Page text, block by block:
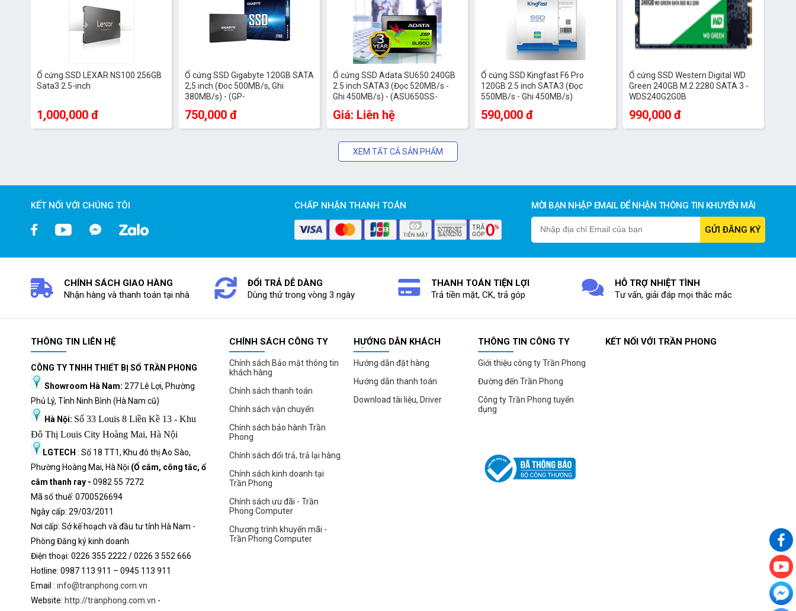
Ổ cứng SSD LEXAR NS100 256GB
Sata3 2.5-inch
1,000,000 đ
Ổ cứng SSD Gigabyte 120GB SATA
2,5 inch (Đoc 500MB/s, Ghi
380MB/s) - (GP-
750,000 đ
Ổ cứng SSD Adata SU650 240GB
2.5 inch SATA3 (Đọc 520MB/s -
Ghi 450MB/s) - (ASU650SS-
Giá: Liên hệ
Ổ cứng SSD Kingfast F6 Pro
120GB 2.5 inch SATA3 (Đọc
550MB/s - Ghi 450MB/s)
590,000 đ
Ổ cứng SSD Western Digital WD
Green 240GB M.2 2280 SATA 3 -
WDS240G2G0B
990,000 đ
XEM TẤT CẢ SẢN PHẨM
KẾT NỐI VỚI CHÚNG TÔI CHẤP NHẬN THANH TOÁN MỜI BẠN NHẬP EMAIL ĐỂ NHẬN THÔNG TIN KHUYẾN MÃI
CHÍNH SÁCH GIAO HÀNG
Nhận hàng và thanh toán tại nhà
ĐỔI TRẢ DỄ DÀNG
Dùng thử trong vòng 3 ngày
THANH TOÁN TIỆN LỢI
Trả tiền mặt, CK, trả góp
HỖ TRỢ NHIỆT TÌNH
Tư vấn, giải đáp mọi thắc mắc
KẾT NỐI VỚI TRẦN PHONG
THÔNG TIN LIÊN HỆ
CÔNG TY TNHH THIẾT BỊ SỐ TRẦN PHONG
Showroom Hà Nam: 277 Lê Lợi, Phường
Phủ Lý, Tỉnh Ninh Bình (Hà Nam cũ)
Hà Nội: Số 33 Louis 8 Liền Kề 13 - Khu
Đô Thị Louis City Hoàng Mai, Hà Nội
LGTECH : Số 18 TT1, Khu đô thị Ao Sào,
Phường Hoàng Mai, Hà Nội (Ổ cắm, công tắc, ổ
cắm thanh ray - 0982 55 7272
Mã số thuế: 0700526694
Ngày cấp: 29/03/2011
Nơi cấp: Sở kế hoạch và đầu tư tỉnh Hà Nam -
Phòng Đăng ký kinh doanh
Điện thoại: 0226 355 2222 / 0226 3 552 666
Hotine: 0987 113 911 – 0945 113 911
Email : info@tranphong.com.vn
Website: http://tranphong.com.vn -
CHÍNH SÁCH CÔNG TY
Chính sách Bảo mật thông tin
khách hàng
Chính sách thanh toán
Chính sách vận chuyển
Chính sách bảo hành Trần
Phong
Chính sách đổi trả, trả lại hàng
Chính sách kinh doanh tại
Trần Phong
Chính sách ưu đãi - Trần
Phong Computer
Chương trình khuyến mãi -
Trần Phong Computer
HƯỚNG DẪN KHÁCH
HÀNG
Hướng dẫn đặt hàng
Hướng dẫn thanh toán
Download tài liệu, Driver
THÔNG TIN CÔNG TY
Giới thiệu công ty Trần Phong
Đường đến Trần Phong
Công ty Trần Phong tuyển
dụng